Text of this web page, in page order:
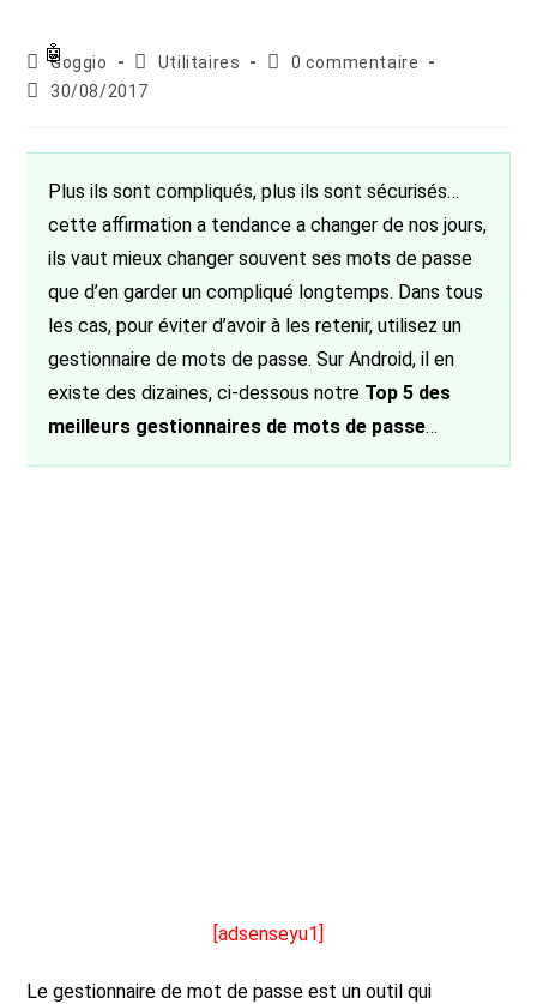
Auteur/autrice
de
Goggio
Post
category:
Utilitaires
Commentaires
0 commentaire
Publication
30/08/2017
Plus ils sont compliqués, plus ils sont sécurisés…
cette affirmation a tendance a changer de nos jours,
ils vaut mieux changer souvent ses mots de passe
que d’en garder un compliqué longtemps. Dans tous
les cas, pour éviter d’avoir à les retenir, utilisez un
gestionnaire de mots de passe. Sur Android, il en
existe des dizaines, ci-dessous notre Top 5 des
meilleurs gestionnaires de mots de passe…
[adsenseyu1]
Le gestionnaire de mot de passe est un outil qui